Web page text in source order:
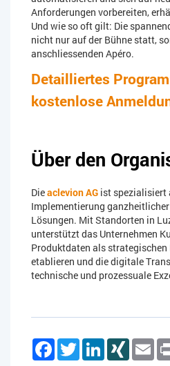
Anforderungen vorbereiten,
Und wie so oft gilt: Die
nicht nur auf der Bühne statt,
anschliessenden Apéro.
Detailliertes
kostenlose
Über den
Dieaclevion AG ist spezialisiert
Implementierung ganzheitlicher
Lösungen. Mit Standorten in
unterstützt das Unternehmen
Produktdaten als
etablieren und die digitale
technische und prozessuale
FacebookTwitterLinkedInXING